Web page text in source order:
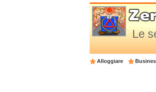
Le
Alloggiare